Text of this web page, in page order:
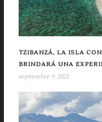
TZIBANZÁ, LA ISLA
BRINDARÁ UNA
septiembre 9, 2021